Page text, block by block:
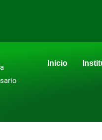
Inicio